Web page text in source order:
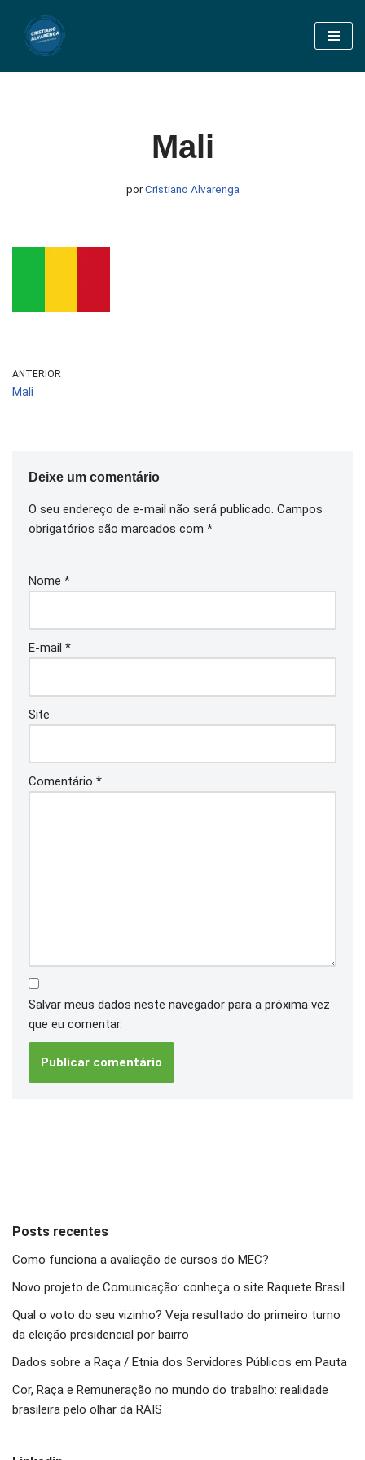
Pular
Mali
porCristiano Alvarenga
ANTERIOR
Mali
Deixe um comentário
O seu endereço de e-mail não será publicado. Campos
obrigatórios são marcados com *
Nome *
E-mail *
Site
Comentário *
Salvar meus dados neste navegador para a próxima vez
que eu comentar.
Posts recentes
Como funciona a avaliação de cursos do MEC?
Novo projeto de Comunicação: conheça o site Raquete Brasil
Qual o voto do seu vizinho? Veja resultado do primeiro turno
da eleição presidencial por bairro
Dados sobre a Raça / Etnia dos Servidores Públicos em Pauta
Cor, Raça e Remuneração no mundo do trabalho: realidade
brasileira pelo olhar da RAIS